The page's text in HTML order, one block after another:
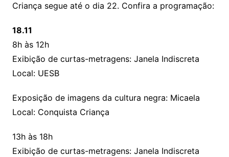
Criança segue até o dia 22. Confira a programação:
18.11
8h às 12h
Exibição de curtas-metragens: Janela Indiscreta
Local: UESB
Exposição de imagens da cultura negra: Micaela
Local: Conquista Criança
13h às 18h
Exibição de curtas-metragens: Janela Indiscreta